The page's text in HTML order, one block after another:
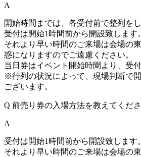
A
開始時間までは、各受付前で整列を
受付は開始1時間前から開設致します。
それより早い時間のご来場は会場の
惑になりますのでご遠慮ください。
当日券はイベント開始時間より、受
※行列の状況によって、現場判断で
ございます。
Q 前売り券の入場方法を教えてくださ
A
受付は開始1時間前から開設致します。
それより早い時間のご来場は会場の